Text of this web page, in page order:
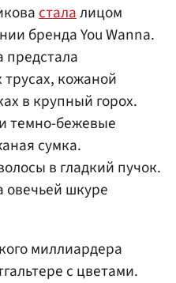
сталалицом
бренда You Wanna.
предстала
кожаной
в крупный горох.
темно-бежевые
сумка.
в гладкий пучок.
овечьей шкуре
миллиардера
с цветами.